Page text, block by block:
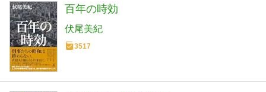
百年の時効
伏尾美紀
3517